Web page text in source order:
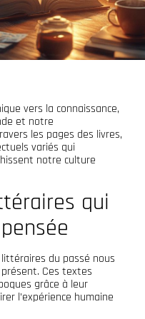
vers la connaissance,
et notre
les pages des livres,
variés qui
notre culture
qui
du passé nous
Ces textes
grâce à leur
l’expérience humaine